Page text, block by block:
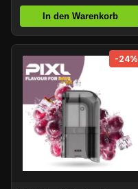
In den Warenkorb
-24%